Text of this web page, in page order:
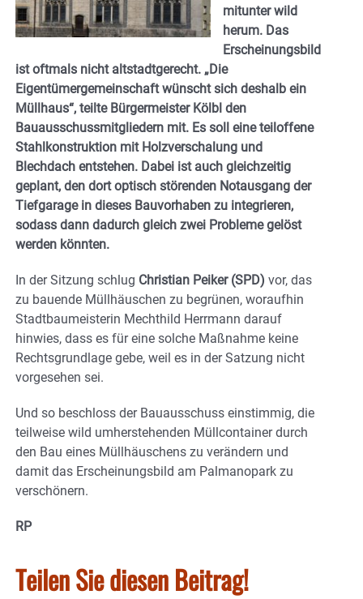
mitunter wild
herum. Das
Erscheinungsbild
ist oftmals nicht altstadtgerecht. „Die
Eigentümergemeinschaft wünscht sich deshalb ein
Müllhaus“, teilte Bürgermeister Kölbl den
Bauausschussmitgliedern mit. Es soll eine teiloffene
Stahlkonstruktion mit Holzverschalung und
Blechdach entstehen. Dabei ist auch gleichzeitig
geplant, den dort optisch störenden Notausgang der
Tiefgarage in dieses Bauvorhaben zu integrieren,
sodass dann dadurch gleich zwei Probleme gelöst
werden könnten.
In der Sitzung schlug Christian Peiker (SPD) vor, das
zu bauende Müllhäuschen zu begrünen, woraufhin
Stadtbaumeisterin Mechthild Herrmann darauf
hinwies, dass es für eine solche Maßnahme keine
Rechtsgrundlage gebe, weil es in der Satzung nicht
vorgesehen sei.
Und so beschloss der Bauausschuss einstimmig, die
teilweise wild umherstehenden Müllcontainer durch
den Bau eines Müllhäuschens zu verändern und
damit das Erscheinungsbild am Palmanopark zu
verschönern.
RP
Teilen Sie diesen Beitrag!